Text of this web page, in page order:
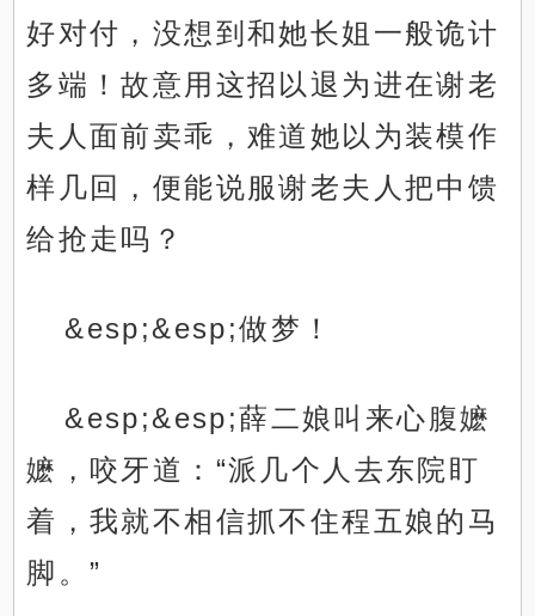
好对付，没想到和她长姐一般诡计
多端！故意用这招以退为进在谢老
夫人面前卖乖，难道她以为装模作
样几回，便能说服谢老夫人把中馈
给抢走吗？
&esp;&esp;做梦！
&esp;&esp;薛二娘叫来心腹嬷
嬷，咬牙道：“派几个人去东院盯
着，我就不相信抓不住程五娘的马
脚。”